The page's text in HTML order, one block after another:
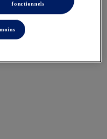
HERITAGE TRACK JACKET
Vestes Unisexes
fonctionnels